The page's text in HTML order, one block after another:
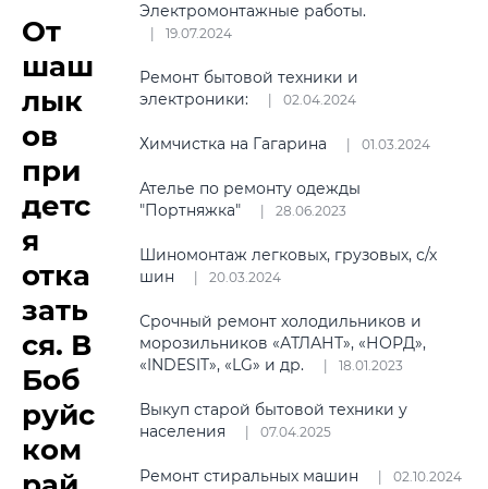
От
шаш
лык
ов
при
детс
я
отка
зать
ся. В
Боб
руйс
ком
Электромонтажные работы.
19.07.2024
Ремонт бытовой техники и
электроники:
02.04.2024
Химчистка на Гагарина 01.03.2024
Ателье по ремонту одежды
"Портняжка"
28.06.2023
Шиномонтаж легковых, грузовых, с/х
шин
20.03.2024
Срочный ремонт холодильников и
морозильников «АТЛАНТ», «НОРД»,
«INDESIT», «LG» и др.
18.01.2023
Выкуп старой бытовой техники у
населения
07.04.2025
Ремонт стиральных машин 02.10.2024